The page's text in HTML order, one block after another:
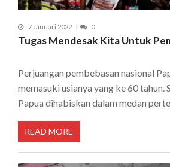
7 Januari 2022 0
Tugas Mendesak Kita Untuk
Perjuangan pembebasan nasional
memasuki usianya yang ke 60 tahun.
Papua dihabiskan dalam medan
READ MORE